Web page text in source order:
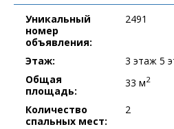
Уникальный
номер
объявления:
2491
Этаж:
3 этаж 5
Общая
площадь:
33 м2
Количество
спальных мест:
2